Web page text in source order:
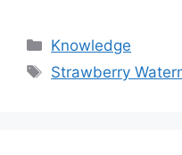
Knowledge
Strawberry